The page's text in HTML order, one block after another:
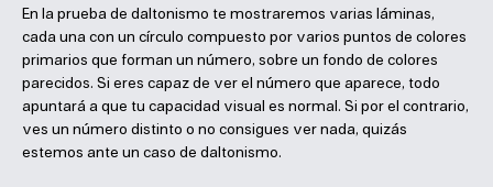
En la prueba de daltonismo te mostraremos varias láminas,
cada una con un círculo compuesto por varios puntos de colores
primarios que forman un número, sobre un fondo de colores
parecidos. Si eres capaz de ver el número que aparece, todo
apuntará a que tu capacidad visual es normal. Si por el contrario,
ves un número distinto o no consigues ver nada, quizás
estemos ante un caso de daltonismo.